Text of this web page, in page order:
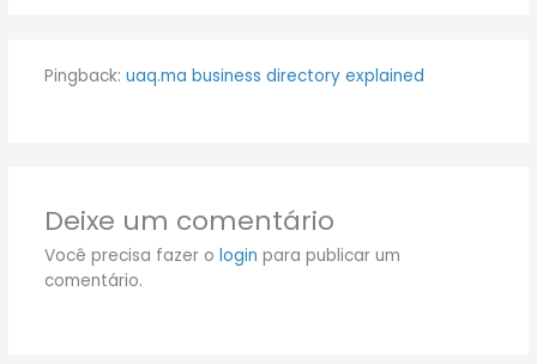
Pingback: uaq.ma business directory explained
Deixe um comentário
Você precisa fazer o login para publicar um
comentário.